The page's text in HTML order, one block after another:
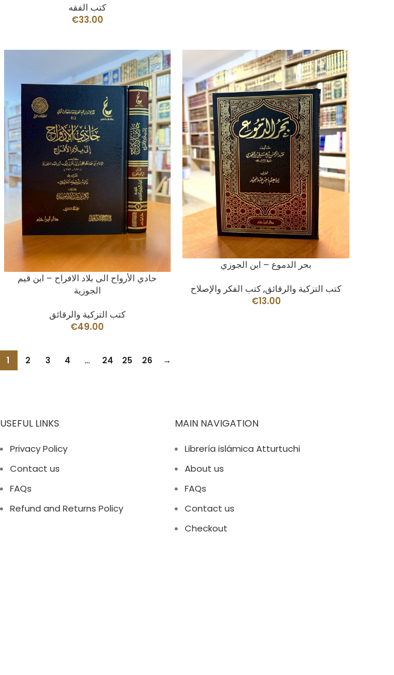
كتب الفقه
€33.00
AÑADIR AL CARRITO
حادي الأرواح الى بلاد الافراح – ابن قيم
الجوزية
كتب التزكية والرقائق
€49.00
AÑADIR AL CARRITO
بحر الدموع – ابن الجوزي
كتب التزكية والرقائق,كتب الفكر والإصلاح
€13.00
1 2 3 4 … 24 25 26 →
USEFUL LINKS
Privacy Policy
Contact us
FAQs
Refund and Returns Policy
MAIN NAVIGATION
Librería islámica Atturtuchi
About us
FAQs
Contact us
Checkout